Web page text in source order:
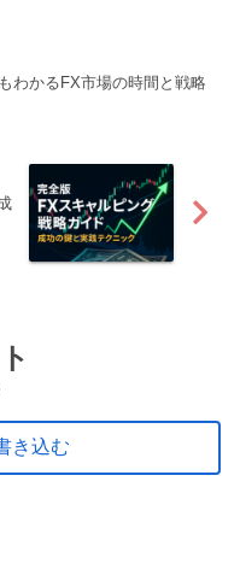
わかるFX市場の時間と戦略
き込む